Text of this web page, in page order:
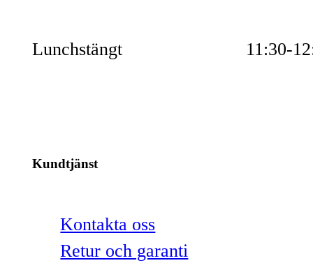
Lunchstängt 11:30-
Kundtjänst
Kontakta oss
Retur och garanti